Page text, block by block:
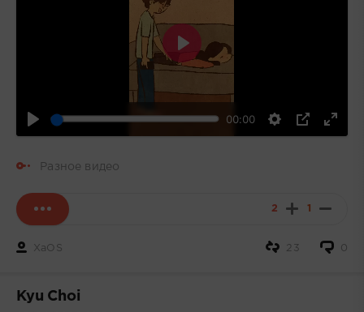
00:00
Воспроизвести
Разное видео
2 1
XaOS 0
23
Kyu Choi